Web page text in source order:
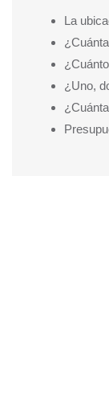
La
¿Uno,